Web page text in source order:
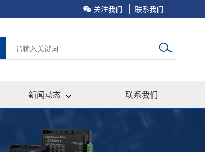
关注我们 联系我们
新闻动态 联系我们